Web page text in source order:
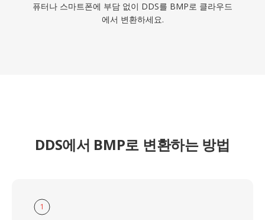
퓨터나 스마트폰에 부담 없이 DDS를 BMP로 클라우드
에서 변환하세요.
DDS에서 BMP로 변환하는 방법
1